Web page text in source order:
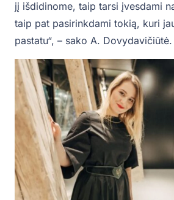
jį išdidinome, taip tarsi įvesdami
taip pat pasirinkdami tokią, kuri
pastatu“, – sako A. Dovydavičiūtė.